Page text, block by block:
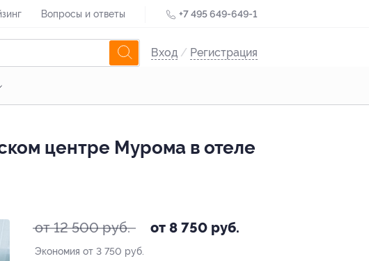
Вопросы и ответы +7 495 649-649-1
Вход / Регистрация
центре Мурома в отеле
от 12 500 руб. от 8 750 руб.
Экономия от 3 750 руб.